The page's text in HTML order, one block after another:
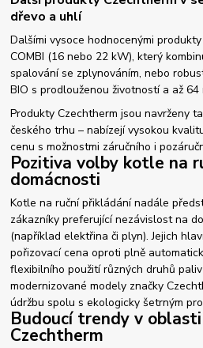
dřevo a uhlí
Dalšími vysoce hodnocenými
COMBI (16 nebo 22 kW), který
spalování se zplynováním, nebo
BIO s prodlouženou životností a až 64
Produkty Czechtherm jsou navrženy
českého trhu – nabízejí vysokou
cenu s možnostmi záručního i
Pozitiva volby kotle na
domácnosti
Kotle na ruční přikládání nadále
zákazníky preferující nezávislost na
(například elektřina či plyn). Jejich
pořizovací cena oproti plně
flexibilního použití různých druhů
modernizované modely značky
údržbu spolu s ekologicky šetrným
Budoucí trendy v
Czechtherm